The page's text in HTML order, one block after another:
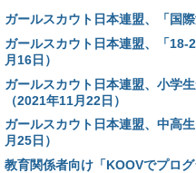
ガールスカウト日本連盟、「国
ガールスカウト日本連盟、「
月16日）
ガールスカウト日本連盟、小学
（2021年11月22日）
ガールスカウト日本連盟、中高
月25日）
教育関係者向け「KOOVでプロ